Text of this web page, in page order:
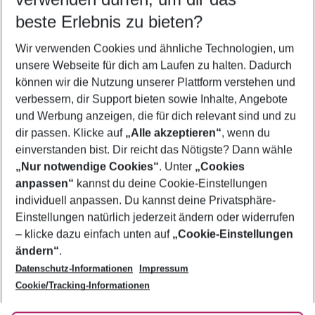
5-8 Nächte
2 Erwachsene Keine Kinder
Mehr Filter anzeigen
Footer
Footer navigation
Über uns
AGB
Bestpreisgarantie
Cookie-Einstellungen ändern
Cookie-Richtlinie
Agenturbetreuung
Barrierefreies Reisen
Folge uns
beste Erlebnis zu bieten?
Wir verwenden Cookies und ähnliche Technologien, um
unsere Webseite für dich am Laufen zu halten. Dadurch
können wir die Nutzung unserer Plattform verstehen und
verbessern, dir Support bieten sowie Inhalte, Angebote
und Werbung anzeigen, die für dich relevant sind und zu
dir passen. Klicke auf „Alle akzeptieren“, wenn du
einverstanden bist. Dir reicht das Nötigste? Dann wähle
„Nur notwendige Cookies“. Unter „Cookies
anpassen“ kannst du deine Cookie-Einstellungen
individuell anpassen. Du kannst deine Privatsphäre-
Einstellungen natürlich jederzeit ändern oder widerrufen
– klicke dazu einfach unten auf „Cookie-Einstellungen
ändern“.
Datenschutz-Informationen
Impressum
Cookie/Tracking-Informationen